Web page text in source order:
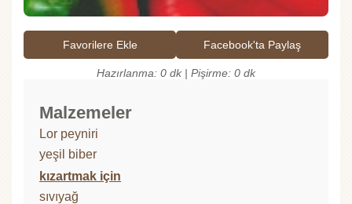
Favorilere Ekle Facebook'ta Paylaş
Hazırlanma: 0 dk | Pişirme: 0 dk
Malzemeler
Lor peyniri
yeşil biber
kızartmak için
sıvıyağ